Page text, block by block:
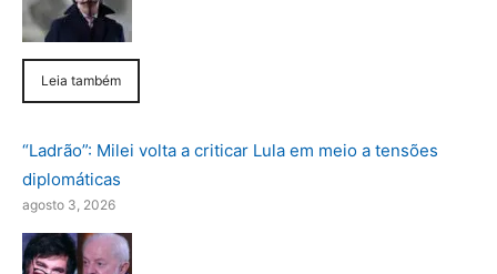
Leia também
“Ladrão”: Milei volta a criticar Lula em meio a tensões
diplomáticas
agosto 3, 2026